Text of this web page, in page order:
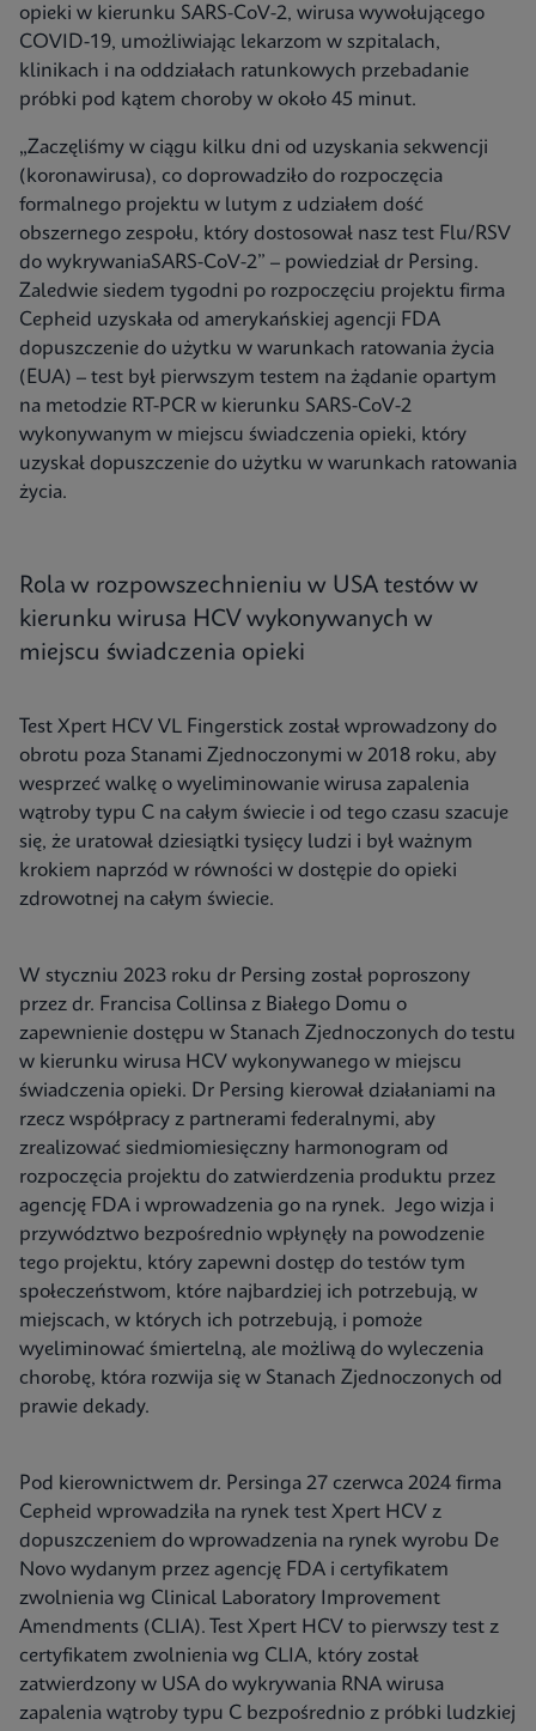
opieki w kierunku SARS-CoV-2, wirusa wywołującego
COVID-19, umożliwiając lekarzom w szpitalach,
klinikach i na oddziałach ratunkowych przebadanie
próbki pod kątem choroby w około 45 minut.
„Zaczęliśmy w ciągu kilku dni od uzyskania sekwencji
(koronawirusa), co doprowadziło do rozpoczęcia
formalnego projektu w lutym z udziałem dość
obszernego zespołu, który dostosował nasz test Flu/RSV
do wykrywaniaSARS-CoV-2” – powiedział dr Persing.
Zaledwie siedem tygodni po rozpoczęciu projektu firma
Cepheid uzyskała od amerykańskiej agencji FDA
dopuszczenie do użytku w warunkach ratowania życia
(EUA) – test był pierwszym testem na żądanie opartym
na metodzie RT-PCR w kierunku SARS-CoV-2
wykonywanym w miejscu świadczenia opieki, który
uzyskał dopuszczenie do użytku w warunkach ratowania
życia.
Rola w rozpowszechnieniu w USA testów w
kierunku wirusa HCV wykonywanych w
miejscu świadczenia opieki
Test Xpert HCV VL Fingerstick został wprowadzony do
obrotu poza Stanami Zjednoczonymi w 2018 roku, aby
wesprzeć walkę o wyeliminowanie wirusa zapalenia
wątroby typu C na całym świecie i od tego czasu szacuje
się, że uratował dziesiątki tysięcy ludzi i był ważnym
krokiem naprzód w równości w dostępie do opieki
zdrowotnej na całym świecie.
W styczniu 2023 roku dr Persing został poproszony
przez dr. Francisa Collinsa z Białego Domu o
zapewnienie dostępu w Stanach Zjednoczonych do testu
w kierunku wirusa HCV wykonywanego w miejscu
świadczenia opieki. Dr Persing kierował działaniami na
rzecz współpracy z partnerami federalnymi, aby
zrealizować siedmiomiesięczny harmonogram od
rozpoczęcia projektu do zatwierdzenia produktu przez
agencję FDA i wprowadzenia go na rynek. Jego wizja i
przywództwo bezpośrednio wpłynęły na powodzenie
tego projektu, który zapewni dostęp do testów tym
społeczeństwom, które najbardziej ich potrzebują, w
miejscach, w których ich potrzebują, i pomoże
wyeliminować śmiertelną, ale możliwą do wyleczenia
chorobę, która rozwija się w Stanach Zjednoczonych od
prawie dekady.
Pod kierownictwem dr. Persinga 27 czerwca 2024 firma
Cepheid wprowadziła na rynek test Xpert HCV z
dopuszczeniem do wprowadzenia na rynek wyrobu De
Novo wydanym przez agencję FDA i certyfikatem
zwolnienia wg Clinical Laboratory Improvement
Amendments (CLIA). Test Xpert HCV to pierwszy test z
certyfikatem zwolnienia wg CLIA, który został
zatwierdzony w USA do wykrywania RNA wirusa
zapalenia wątroby typu C bezpośrednio z próbki ludzkiej